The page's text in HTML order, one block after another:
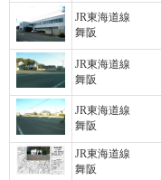
JR東海道線
舞阪
JR東海道線
舞阪
JR東海道線
舞阪
JR東海道線
舞阪